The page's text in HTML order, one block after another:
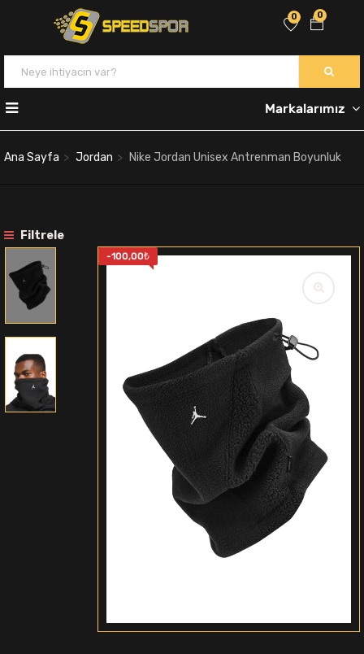
0
0
Markalarımız
Ana Sayfa Jordan Nike Jordan Unisex Antrenman Boyunluk
Filtrele
-100,00₺